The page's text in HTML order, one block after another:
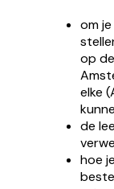
om
op
elke
de
hoe